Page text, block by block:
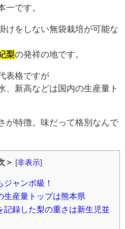
一です。
けをしない無袋栽培が可能な
梨の発祥の地です。
表格ですが
、新高などは国内の生産量ト
が特徴。味だって格別なんで
＞ [非表示]
ャンボ級！
生産量トップは熊本県
記録した梨の重さは新生児並